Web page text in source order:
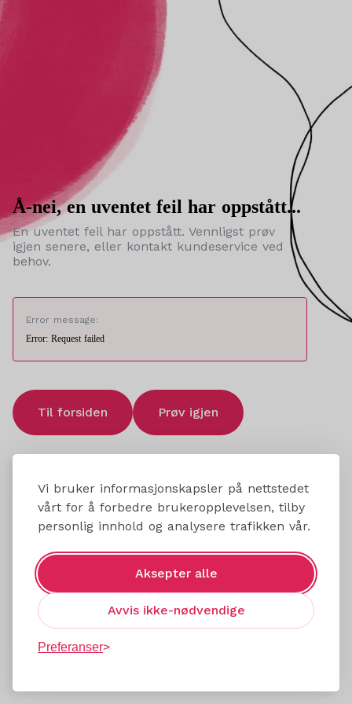
Vi bruker informasjonskapsler på nettstedet
vårt for å forbedre brukeropplevelsen, tilby
personlig innhold og analysere trafikken vår.
Aksepter alle
Avvis ikke-nødvendige
Preferanser
Å-nei, en uventet feil har oppstått...
En uventet feil har oppstått. Vennligst prøv
igjen senere, eller kontakt kundeservice ved
behov.
Error message:
Error: Request failed
Til forsiden Prøv igjen